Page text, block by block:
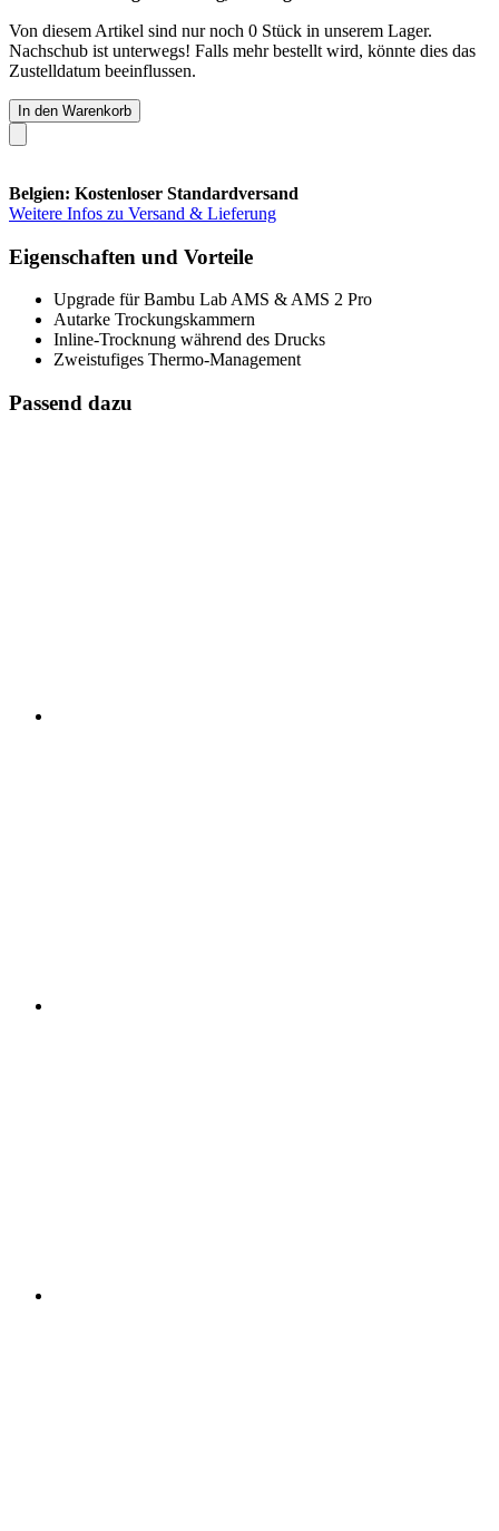
Von diesem Artikel sind nur noch 0 Stück in unserem Lager.
Nachschub ist unterwegs! Falls mehr bestellt wird, könnte dies das
Zustelldatum beeinflussen.
In den Warenkorb
Belgien: Kostenloser Standardversand
Weitere Infos zu Versand & Lieferung
Eigenschaften und Vorteile
Upgrade für Bambu Lab AMS & AMS 2 Pro
Autarke Trockungskammern
Inline-Trocknung während des Drucks
Zweistufiges Thermo-Management
Passend dazu